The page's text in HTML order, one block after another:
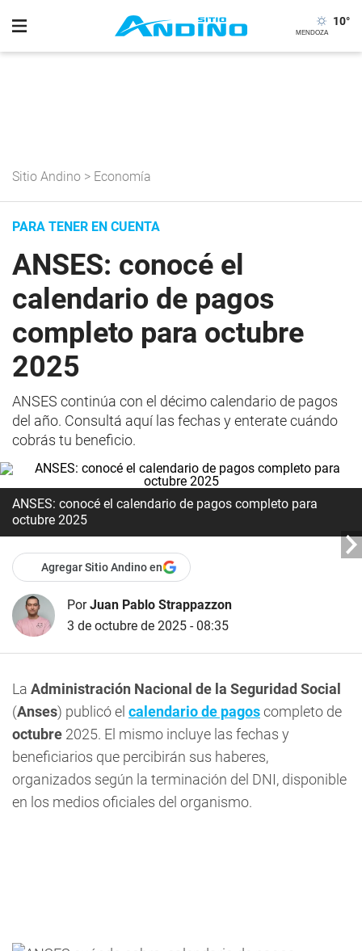
10°
Sitio Andino > Economía
PARA TENER EN CUENTA
ANSES: conocé el
calendario de pagos
completo para octubre
2025
ANSES continúa con el décimo calendario de pagos
del año. Consultá aquí las fechas y enterate cuándo
cobrás tu beneficio.
ANSES: conocé el calendario de pagos completo para
octubre 2025
Agregar Sitio Andino en
PorJuan Pablo Strappazzon
3 de octubre de 2025 - 08:35
La Administración Nacional de la Seguridad Social
(Anses) publicó el calendario de pagoscompleto de
octubre 2025. El mismo incluye las fechas y
beneficiarios que percibirán sus haberes,
organizados según la terminación del DNI, disponible
en los medios oficiales del organismo.